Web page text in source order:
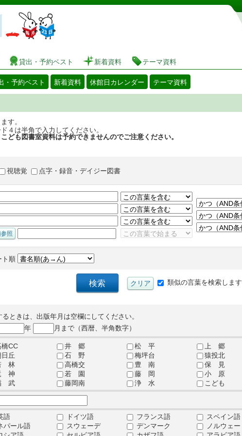
図書館 蔵書検索・予約システム
貸出・予約ベスト 新着資料 テーマ資料
・予約ベスト 新着資料 休館日カレンダー テーマ資料
す。
４は半角で入力してください。
ども図書室資料は予約できませんのでご注意ください。
視聴覚 点字・録音・デイジー図書
ト順
類似の言葉を検索します
ときは、出版年月は空欄にしてください。
年 月まで（西暦、半角数字）
橋CC 井 郷 松 平 上 郷
丘 石 野 梅坪台 猿投北
林 高橋交 豊 南 保 見
神 若 園 藤 岡 小 原
武 藤岡南 浄 水 こども
語 ドイツ語 フランス語 スペイン語
パール語 スウェーデ デンマーク ノルウェー